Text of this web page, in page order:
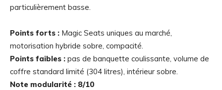
particulièrement basse.
Points forts : Magic Seats uniques au marché,
motorisation hybride sobre, compacité.
Points faibles : pas de banquette coulissante, volume de
coffre standard limité (304 litres), intérieur sobre.
Note modularité : 8/10